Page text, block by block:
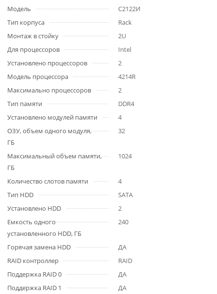
Модель
C2122И
Тип корпуса
Rack
Монтаж в стойку
2U
Для процессоров
Intel
Установлено процессоров
2
Модель процессора
4214R
Максимально процессоров
2
Тип памяти
DDR4
Установлено модулей памяти
4
ОЗУ, объем одного модуля,
ГБ
32
Максимальный объем памяти,
ГБ
1024
Количество слотов памяти
4
Тип HDD
SATA
Установлено HDD
2
Емкость одного
установленного HDD, ГБ
240
Горячая замена HDD
ДА
RAID контроллер
RAID
Поддержка RAID 0
ДА
Поддержка RAID 1
ДА